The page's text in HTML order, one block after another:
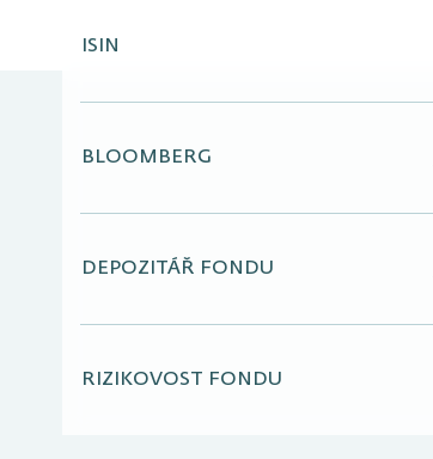
ISIN
BLOOMBERG
DEPOZITÁŘ FONDU
RIZIKOVOST FONDU